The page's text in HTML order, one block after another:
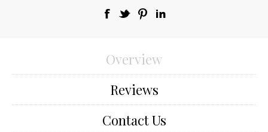
Overview
Reviews
Contact Us